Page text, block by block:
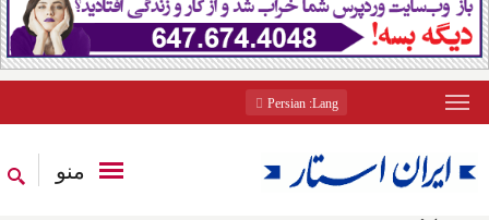
Lang
: Persian
منو